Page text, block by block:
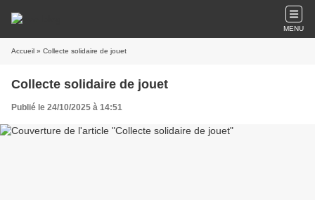
MENU
Accueil » Collecte solidaire de jouet
Collecte solidaire de jouet
Publié le 24/10/2025 à 14:51